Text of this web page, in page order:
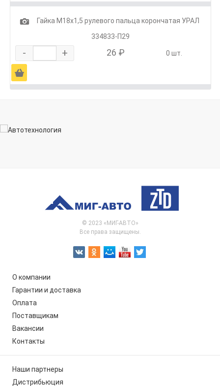
1
Гайка М18х1,5 рулевого пальца корончатая УРАЛ
334833-П29
- + 26 ₽ 0 шт.
Ä
© 2023 «МИГ-АВТО»
Все права защищены.
О компании
Гарантии и доставка
Оплата
Поставщикам
Вакансии
Контакты
Наши партнеры
Дистрибьюция